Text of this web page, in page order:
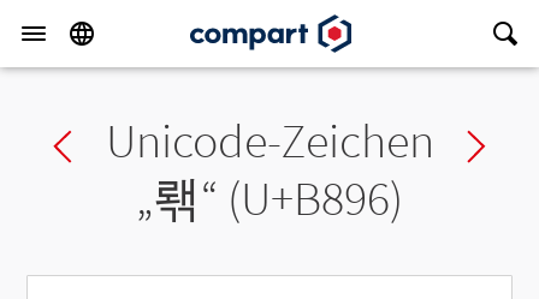
Previous char
Unicode-Zeichen
„뢖“ (U+B896)